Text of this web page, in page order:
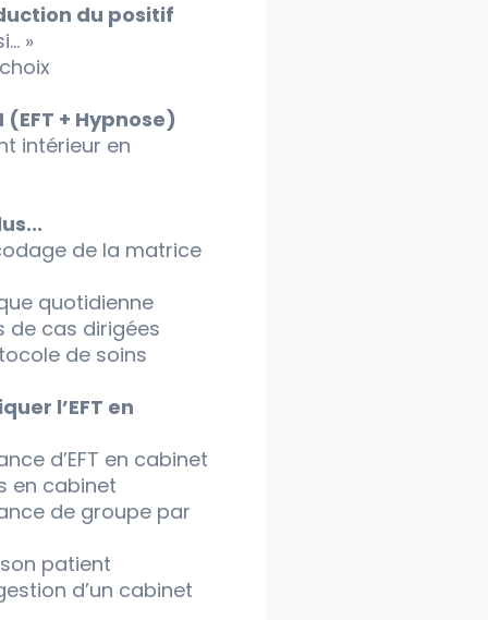
du positif
»
(EFT + Hypnose)
intérieur en
de la matrice
quotidienne
de cas dirigées
de soins
l’EFT en
d’EFT en cabinet
en cabinet
de groupe par
son patient
d’un cabinet